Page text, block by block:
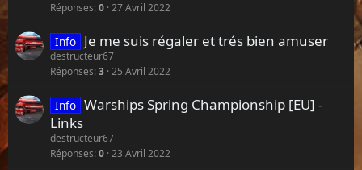
Réponses 0 27 Avril 2022
Info Je me suis régaler et trés bien amuser
destructeur67
Réponses 3 25 Avril 2022
Info Warships Spring Championship [EU] -
Links
destructeur67
Réponses 0 23 Avril 2022